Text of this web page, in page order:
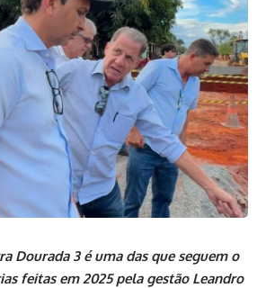
Dourada 3 é uma das que seguem o
feitas em 2025 pela gestão Leandro